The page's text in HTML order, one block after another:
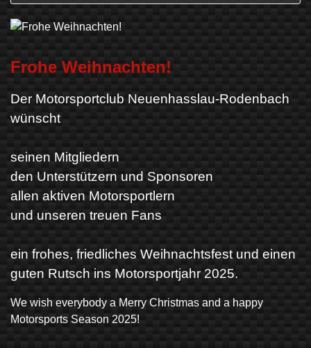
Frohe Weihnachten!
Der Motorsportclub Neuenhasslau-Rodenbach
wünscht
seinen Mitgliedern
den Unterstützern und Sponsoren
allen aktiven Motorsportlern
und unseren treuen Fans
ein frohes, friedliches Weihnachtsfest und einen
guten Rutsch ins Motorsportjahr 2025.
We wish everybody a Merry Christmas and a happy
Motorsports Season 2025!